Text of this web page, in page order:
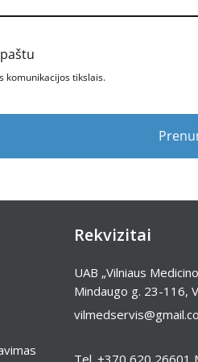
komunikacijos tikslais.
Rekvizitai
UAB „Vilniaus
Mindaugo g. 23-116,
Tel. +370 620 26601